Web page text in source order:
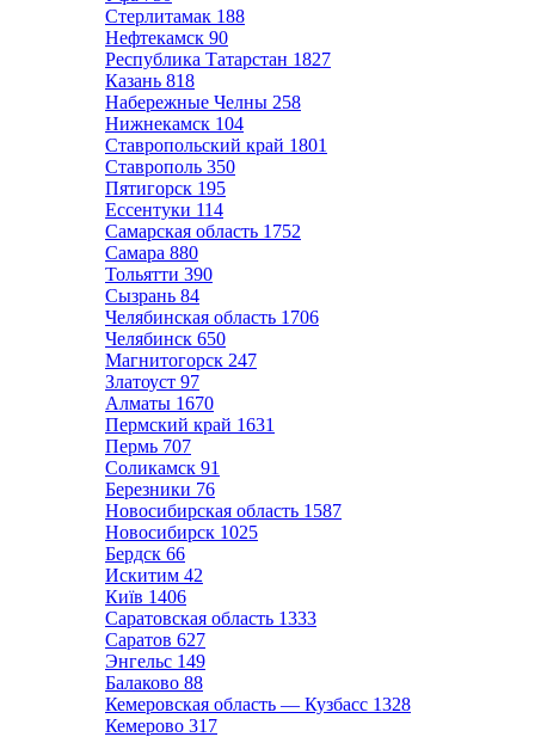
Стерлитамак 188
Нефтекамск 90
Республика Татарстан 1827
Казань 818
Набережные Челны 258
Нижнекамск 104
Ставропольский край 1801
Ставрополь 350
Пятигорск 195
Ессентуки 114
Самарская область 1752
Самара 880
Тольятти 390
Сызрань 84
Челябинская область 1706
Челябинск 650
Магнитогорск 247
Златоуст 97
Алматы 1670
Пермский край 1631
Пермь 707
Соликамск 91
Березники 76
Новосибирская область 1587
Новосибирск 1025
Бердск 66
Искитим 42
Київ 1406
Саратовская область 1333
Саратов 627
Энгельс 149
Балаково 88
Кемеровская область — Кузбасс 1328
Кемерово 317